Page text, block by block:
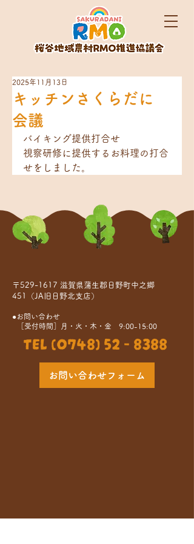
キッチンさくらだに
会議
2025年11月13日
バイキング提供打合せ
視察研修に提供するお料理の打合
せをしました。
〒529-1617 滋賀県蒲生郡日野町中之郷
451（JA旧日野北支店）
●お問い合わせ
［受付時間］月・火・木・金 9:00-15:00
TEL (0748) 52 - 8388
お問い合わせフォーム